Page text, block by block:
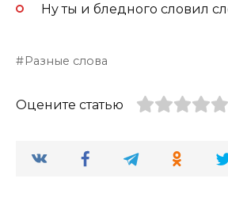
Ну ты и бледного словил
Разные слова
Оцените статью